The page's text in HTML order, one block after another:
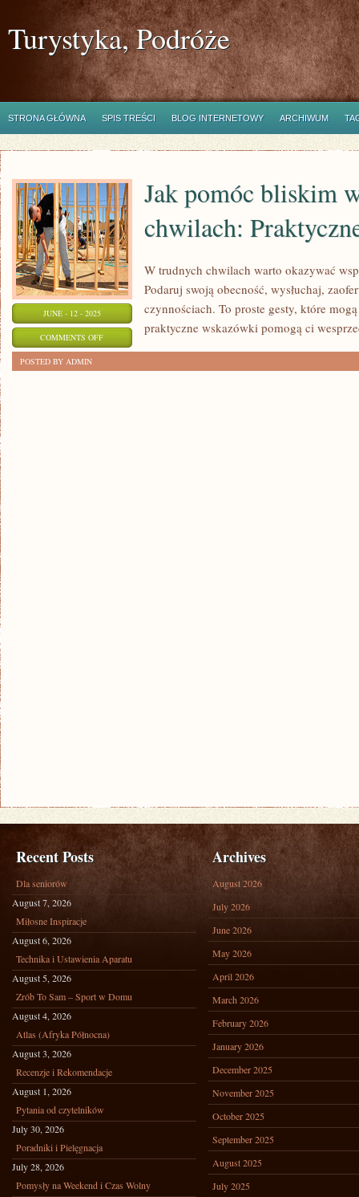
Turystyka, Podróże
STRONA GŁÓWNA SPIS TREŚCI BLOG INTERNETOWY ARCHIWUM
JUNE - 12 - 2025
COMMENTS OFFON
Jak pomóc bliskim
chwilach:
W trudnych chwilach warto okazywać
Podaruj swoją obecność, wysłuchaj,
czynnościach. To proste gesty, które
praktyczne wskazówki pomogą ci
POSTED BY ADMIN
Recent Posts
Dla seniorów
August 7, 2026
Miłosne Inspiracje
August 6, 2026
Technika i Ustawienia Aparatu
August 5, 2026
Zrób To Sam – Sport w Domu
August 4, 2026
Atlas (Afryka Północna)
August 3, 2026
Recenzje i Rekomendacje
August 1, 2026
Pytania od czytelników
July 30, 2026
Poradniki i Pielęgnacja
July 28, 2026
Pomysły na Weekend i Czas Wolny
Archives
August 2026
July 2026
June 2026
May 2026
April 2026
March 2026
February 2026
January 2026
December 2025
November 2025
October 2025
September 2025
August 2025
July 2025